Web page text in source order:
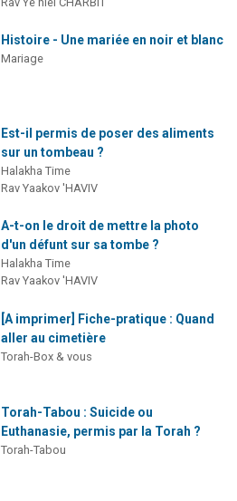
Histoire - Une mariée en noir et blanc
Mariage
Est-il permis de poser des aliments
sur un tombeau ?
Halakha Time
Rav Yaakov 'HAVIV
A-t-on le droit de mettre la photo
d'un défunt sur sa tombe ?
Halakha Time
Rav Yaakov 'HAVIV
[A imprimer] Fiche-pratique : Quand
aller au cimetière
Torah-Box & vous
Torah-Tabou : Suicide ou
Euthanasie, permis par la Torah ?
Torah-Tabou